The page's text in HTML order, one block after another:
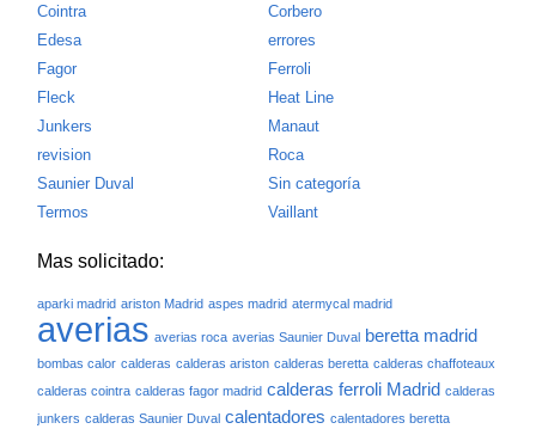
Cointra
Corbero
Edesa
errores
Fagor
Ferroli
Fleck
Heat Line
Junkers
Manaut
revision
Roca
Saunier Duval
Sin categoría
Termos
Vaillant
Mas solicitado:
aparki madrid ariston Madrid aspes madrid atermycal madrid
averias averias roca averias Saunier Duval beretta madrid
bombas calor calderas calderas ariston calderas beretta calderas chaffoteaux
calderas cointra calderas fagor madrid calderas ferroli Madrid calderas
junkers calderas Saunier Duval calentadores calentadores beretta